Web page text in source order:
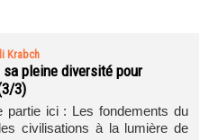
Krabch
sa pleine diversité pour
3)
partie ici : Les fondements du
civilisations à la lumière de